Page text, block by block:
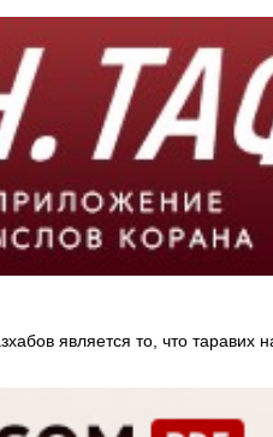
является то, что таравих